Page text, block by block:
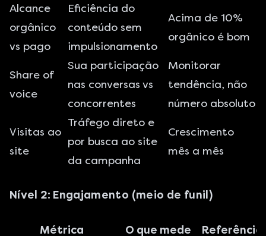
Alcance
orgânico
vs pago
Eficiência do
conteúdo sem
impulsionamento
Acima de 10%
orgânico é bom
Share of
voice
Sua participação
nas conversas vs
concorrentes
Monitorar
tendência, não
número absoluto
Visitas ao
site
Tráfego direto e
por busca ao site
da campanha
Crescimento
mês a mês
Nível 2: Engajamento (meio de funil)
Métrica O que mede Referência